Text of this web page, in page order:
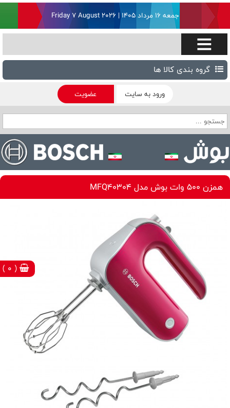
( 0 )
جمعه ۱۶ مرداد ۱۴۰۵ | Friday 7 August 2026
گروه بندی کالا ها
ورود به سایت عضویت
همزن 500 وات بوش مدل MFQ40304